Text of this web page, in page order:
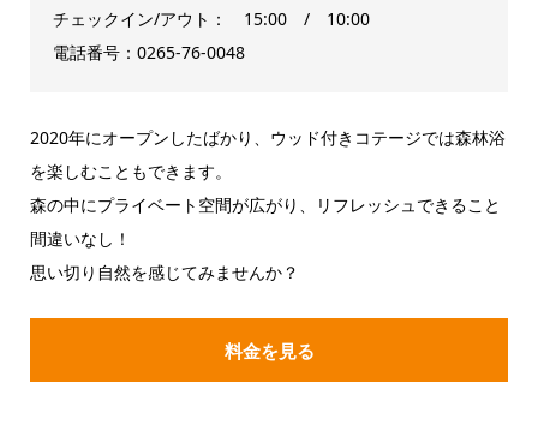
チェックイン/アウト： 15:00 / 10:00
電話番号：0265-76-0048
2020年にオープンしたばかり、ウッド付きコテージでは森林浴
を楽しむこともできます。
森の中にプライベート空間が広がり、リフレッシュできること
間違いなし！
思い切り自然を感じてみませんか？
料金を見る